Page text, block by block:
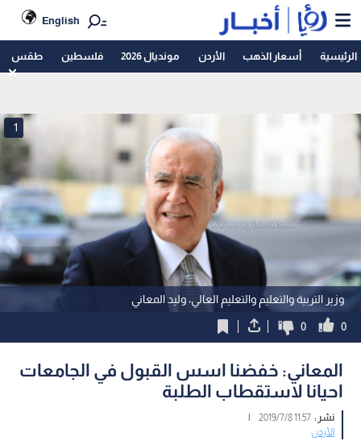
English
الرئيسية أسعار الذهب الأردن مونديال 2026 فلسطين طقس
وزير التربية والتعليم والتعليم العالي، وليد المعاني
1
0
0
المعاني: خفضنا اسس القبول في الجامعات
احيانا لاستقطاب الطلبة
نشر :11:57 2019/7/8
|
الأردن